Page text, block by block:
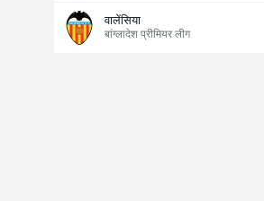
वालेंसिया
बांग्लादेश प्रीमियर लीग